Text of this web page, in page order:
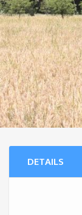
DETAILS